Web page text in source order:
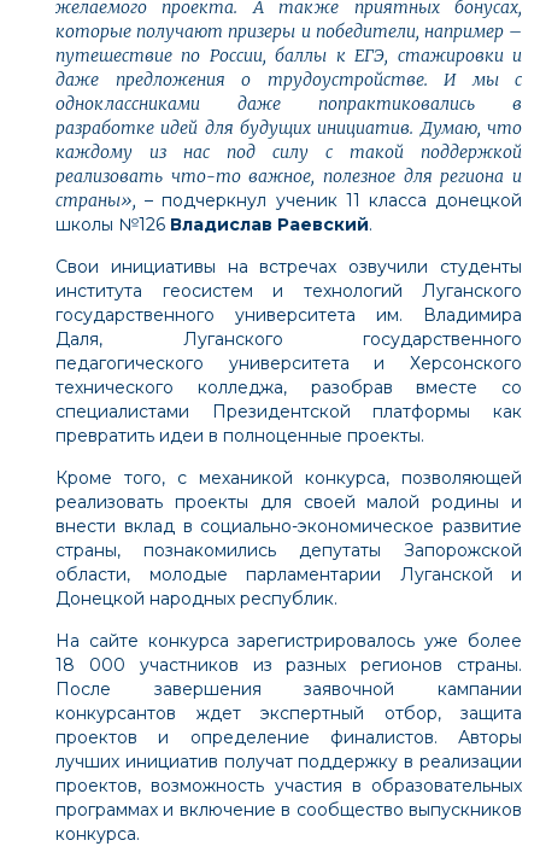
желаемого проекта. А также приятных бонусах,
которые получают призеры и победители, например –
путешествие по России, баллы к ЕГЭ, стажировки и
даже предложения о трудоустройстве. И мы с
одноклассниками даже попрактиковались в
разработке идей для будущих инициатив. Думаю, что
каждому из нас под силу с такой поддержкой
реализовать что-то важное, полезное для региона и
страны», – подчеркнул ученик 11 класса донецкой
школы №126 Владислав Раевский.
Свои инициативы на встречах озвучили студенты
института геосистем и технологий Луганского
государственного университета им. Владимира
Даля, Луганского государственного
педагогического университета и Херсонского
технического колледжа, разобрав вместе со
специалистами Президентской платформы как
превратить идеи в полноценные проекты.
Кроме того, с механикой конкурса, позволяющей
реализовать проекты для своей малой родины и
внести вклад в социально-экономическое развитие
страны, познакомились депутаты Запорожской
области, молодые парламентарии Луганской и
Донецкой народных республик.
На сайте конкурса зарегистрировалось уже более
18 000 участников из разных регионов страны.
После завершения заявочной кампании
конкурсантов ждет экспертный отбор, защита
проектов и определение финалистов. Авторы
лучших инициатив получат поддержку в реализации
проектов, возможность участия в образовательных
программах и включение в сообщество выпускников
конкурса.